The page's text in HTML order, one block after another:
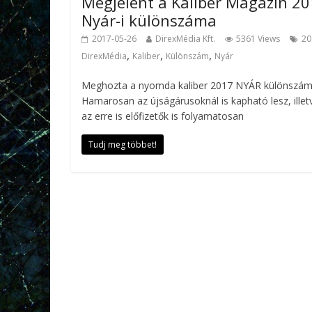
Nyár-i különszáma
2017-05-26 DirexMédia Kft. 5361 Views
DirexMédia, Kaliber, Különszám, Nyár
Meghozta a nyomda kaliber 2017 NYÁR
Hamarosan az újságárusoknál is kapható lesz,
az erre is előfizetők is folyamatosan
Tudj meg többet!